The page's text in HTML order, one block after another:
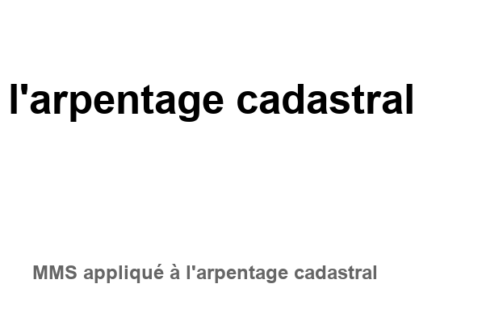
cadastral
MMS appliqué à l'arpentage cadastral